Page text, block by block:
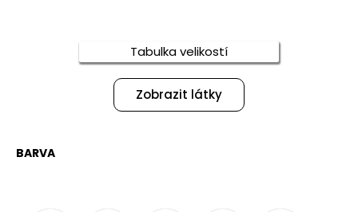
Tabulka velikostí
Zobrazit látky
BARVA
SOUPRAVA